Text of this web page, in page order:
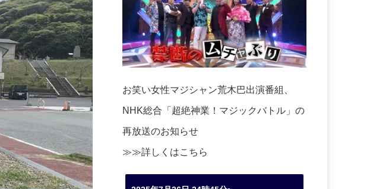
お笑い女性マジシャン荒木巴出演番組、
NHK総合「超絶神業！マジックバトル」の
再放送のお知らせ
≫≫詳しくはこちら